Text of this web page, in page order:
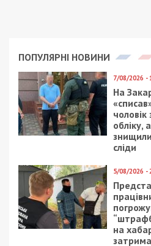
Автомобили после
на своих местах, ведь
следственно-
ведется расследование
Уголовного кодекса
безопасности
управляющим
повлекшее смерть
причинившее тяжелое